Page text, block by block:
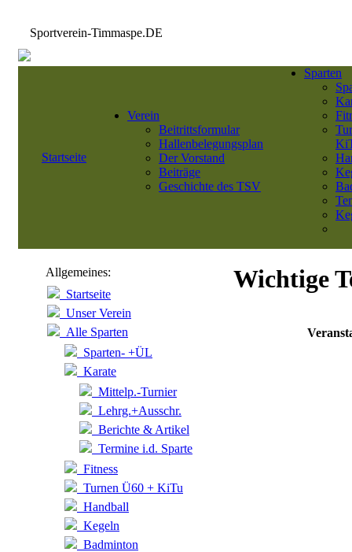
Sportverein-Timmaspe.DE
Startseite
Verein
Beitrittsformular
Hallenbelegungsplan
Der Vorstand
Beiträge
Geschichte des TSV
Sparten
Allgemeines:
Startseite
Unser Verein
Alle Sparten
Sparten- +ÜL
Karate
Mittelp.-Turnier
Lehrg.+Ausschr.
Berichte & Artikel
Termine i.d. Sparte
Fitness
Turnen Ü60 + KiTu
Handball
Kegeln
Badminton
Wichtige